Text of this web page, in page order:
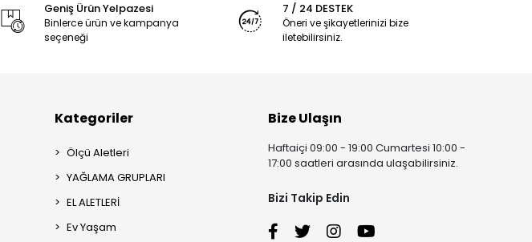
Geniş Ürün Yelpazesi
Binlerce ürün ve kampanya
seçeneği
7 / 24 DESTEK
Öneri ve şikayetlerinizi bize
iletebilirsiniz.
Kategoriler
Ölçü Aletleri
YAĞLAMA GRUPLARI
EL ALETLERİ
Ev Yaşam
Bize Ulaşın
Haftaiçi 09:00 - 19:00 Cumartesi 10:00 -
17:00 saatleri arasında ulaşabilirsiniz.
Bizi Takip Edin